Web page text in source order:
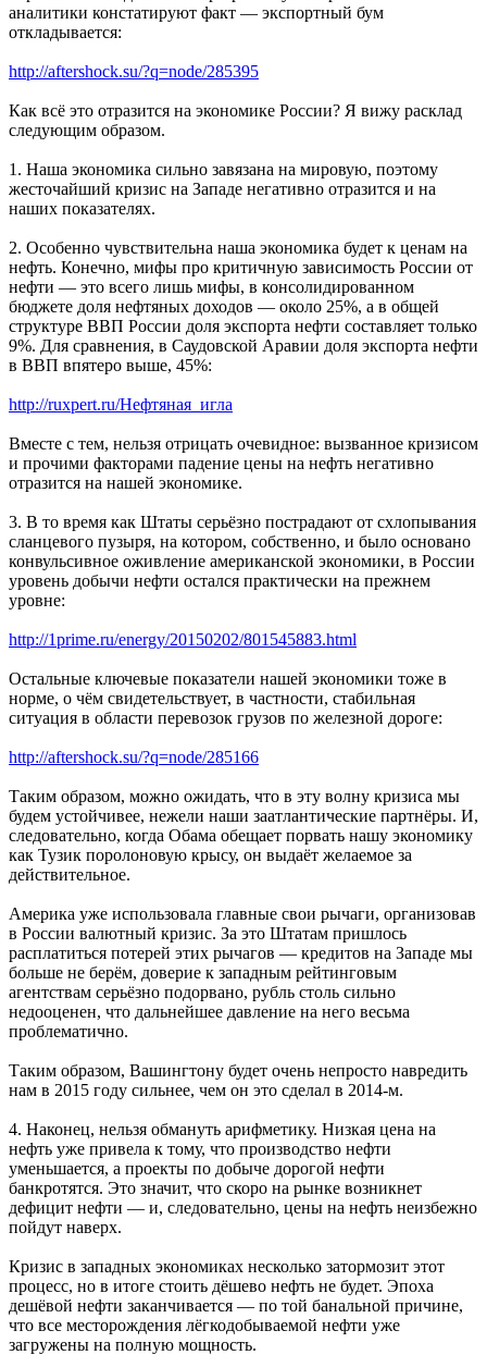
аналитики констатируют факт — экспортный бум
откладывается:
http://aftershock.su/?q=node/285395
Как всё это отразится на экономике России? Я вижу расклад
следующим образом.
1. Наша экономика сильно завязана на мировую, поэтому
жесточайший кризис на Западе негативно отразится и на
наших показателях.
2. Особенно чувствительна наша экономика будет к ценам на
нефть. Конечно, мифы про критичную зависимость России от
нефти — это всего лишь мифы, в консолидированном
бюджете доля нефтяных доходов — около 25%, а в общей
структуре ВВП России доля экспорта нефти составляет только
9%. Для сравнения, в Саудовской Аравии доля экспорта нефти
в ВВП впятеро выше, 45%:
http://ruxpert.ru/Нефтяная_игла
Вместе с тем, нельзя отрицать очевидное: вызванное кризисом
и прочими факторами падение цены на нефть негативно
отразится на нашей экономике.
3. В то время как Штаты серьёзно пострадают от схлопывания
сланцевого пузыря, на котором, собственно, и было основано
конвульсивное оживление американской экономики, в России
уровень добычи нефти остался практически на прежнем
уровне:
http://1prime.ru/energy/20150202/801545883.html
Остальные ключевые показатели нашей экономики тоже в
норме, о чём свидетельствует, в частности, стабильная
ситуация в области перевозок грузов по железной дороге:
http://aftershock.su/?q=node/285166
Таким образом, можно ожидать, что в эту волну кризиса мы
будем устойчивее, нежели наши заатлантические партнёры. И,
следовательно, когда Обама обещает порвать нашу экономику
как Тузик поролоновую крысу, он выдаёт желаемое за
действительное.
Америка уже использовала главные свои рычаги, организовав
в России валютный кризис. За это Штатам пришлось
расплатиться потерей этих рычагов — кредитов на Западе мы
больше не берём, доверие к западным рейтинговым
агентствам серьёзно подорвано, рубль столь сильно
недооценен, что дальнейшее давление на него весьма
проблематично.
Таким образом, Вашингтону будет очень непросто навредить
нам в 2015 году сильнее, чем он это сделал в 2014-м.
4. Наконец, нельзя обмануть арифметику. Низкая цена на
нефть уже привела к тому, что производство нефти
уменьшается, а проекты по добыче дорогой нефти
банкротятся. Это значит, что скоро на рынке возникнет
дефицит нефти — и, следовательно, цены на нефть неизбежно
пойдут наверх.
Кризис в западных экономиках несколько затормозит этот
процесс, но в итоге стоить дёшево нефть не будет. Эпоха
дешёвой нефти заканчивается — по той банальной причине,
что все месторождения лёгкодобываемой нефти уже
загружены на полную мощность.